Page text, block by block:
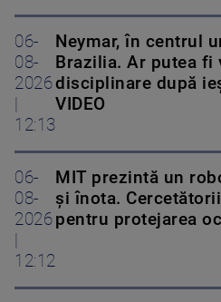
06-
08-
2026
|
12:13
Neymar, în centrul
Brazilia. Ar putea fi
disciplinare după
VIDEO
06-
08-
2026
|
12:12
MIT prezintă un
și înota.
pentru protejarea